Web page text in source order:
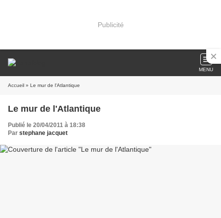
Publicité
MENU
Accueil » Le mur de l'Atlantique
Le mur de l'Atlantique
Publié le 20/04/2011 à 18:38
Par stephane jacquet